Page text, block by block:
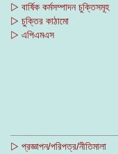
▷ বার্ষিক কর্মসম্পাদন চুক্তিসমূহ
▷ চুক্তির কাঠামো
▷ এপিএমএস
▷ প্রজ্ঞাপন/পরিপত্র/নীতিমালা